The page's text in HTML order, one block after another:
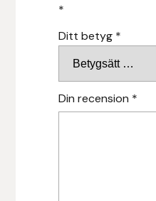
*
Ditt betyg *
Din recension *
Hesta Gallery
Horse Guard